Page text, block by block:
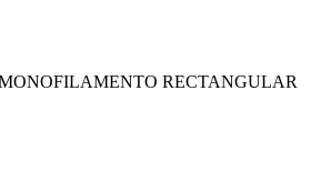
RECTANGULAR